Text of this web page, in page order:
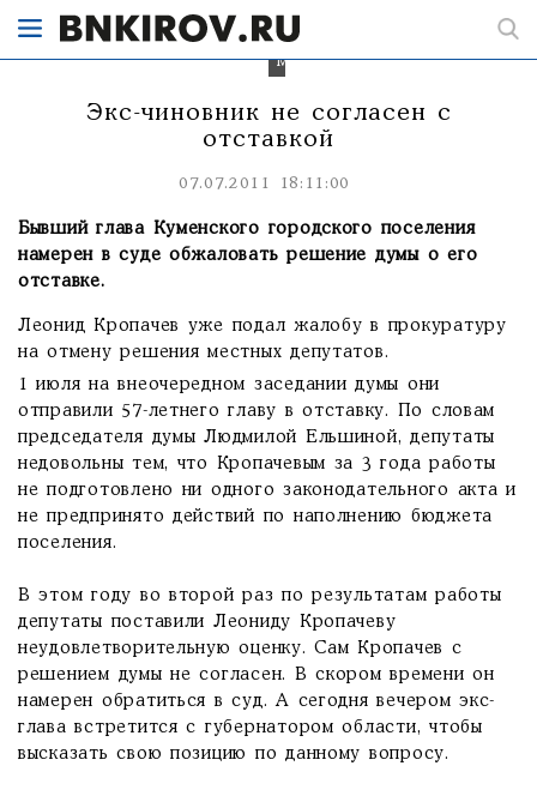
в
Мурыгино.
Экс-чиновник не согласен с
отставкой
07.07.2011 18:11:00
Бывший глава Куменского городского поселения
намерен в суде обжаловать решение думы о его
отставке.
Леонид Кропачев уже подал жалобу в прокуратуру
на отмену решения местных депутатов.
1 июля на внеочередном заседании думы они
отправили 57-летнего главу в отставку. По словам
председателя думы Людмилой Ельшиной, депутаты
недовольны тем, что Кропачевым за 3 года работы
не подготовлено ни одного законодательного акта и
не предпринято действий по наполнению бюджета
поселения.
В этом году во второй раз по результатам работы
депутаты поставили Леониду Кропачеву
неудовлетворительную оценку. Сам Кропачев с
решением думы не согласен. В скором времени он
намерен обратиться в суд. А сегодня вечером экс-
глава встретится с губернатором области, чтобы
высказать свою позицию по данному вопросу.